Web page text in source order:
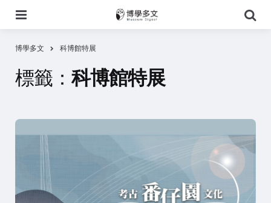
尋
博學多文 科博館特展
標籤： 科博館特展